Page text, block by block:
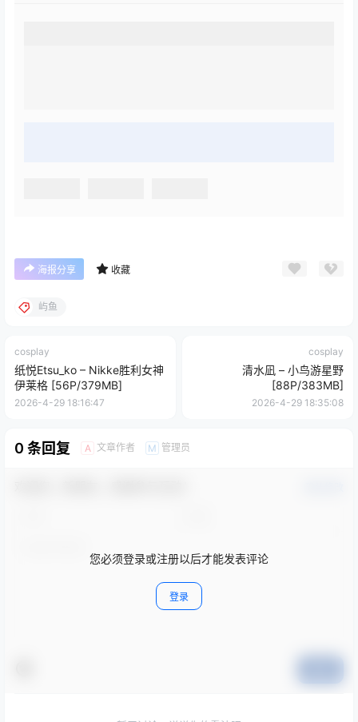
海报分享 收藏
屿鱼
cosplay
纸悦Etsu_ko – Nikke胜利女神
伊莱格 [56P/379MB]
2026-4-29 18:16:47
cosplay
清水凪 – 小鸟游星野
[88P/383MB]
2026-4-29 18:35:08
0 条回复 A 文章作者 M 管理员
您必须登录或注册以后才能发表评论
登录